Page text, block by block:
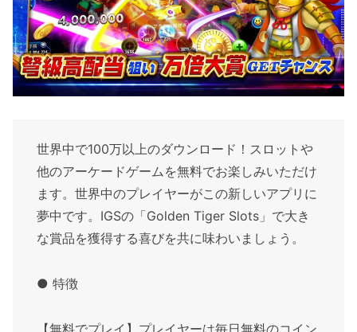
世界中で100万以上のダウンロード！スロットや
他のアーケードゲームを無料でお楽しみいただけ
ます。世界中のプレイヤーがこの新しいアプリに
夢中です。IGSの「Golden Tiger Slots」で大き
な賞品を獲得する喜びを共に味わいましょう。
● 特徴
【無料でプレイ】プレイヤーは毎日無料のコイン